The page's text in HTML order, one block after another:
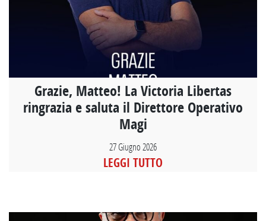
Grazie, Matteo! La Victoria Libertas
ringrazia e saluta il Direttore Operativo
Magi
27 Giugno 2026
LEGGI TUTTO